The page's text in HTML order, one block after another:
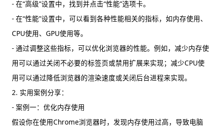
- 在“高级”设置中，找到并点击“性能”选项卡。
- 在“性能”设置中，可以看到各种性能相关的指标，如内存使用、
CPU使用、GPU使用等。
- 通过调整这些指标，可以优化浏览器的性能。例如，减少内存使
用可以通过关闭不必要的标签页或禁用扩展来实现；减少CPU使
用可以通过降低浏览器的渲染速度或关闭后台进程来实现。
2. 实用案例分享：
- 案例一：优化内存使用
假设你在使用Chrome浏览器时，发现内存使用过高，导致电脑